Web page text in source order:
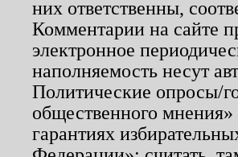
них ответственны,
Комментарии на сайте
электронное
наполняемость несут
Политические опросы/
общественного
гарантиях